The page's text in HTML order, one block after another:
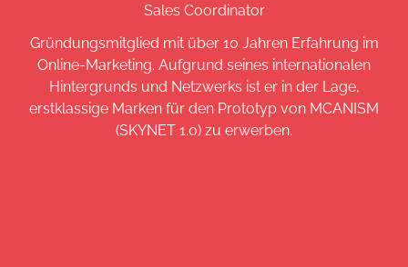
Sales Coordinator
Gründungsmitglied mit über 10 Jahren Erfahrung im
Online-Marketing. Aufgrund seines internationalen
Hintergrunds und Netzwerks ist er in der Lage,
erstklassige Marken für den Prototyp von MCANISM
(SKYNET 1.0) zu erwerben.